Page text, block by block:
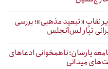
نقابِ «تبعید مذهبی»؛ بررسی
تبار لس‌آنجلس
یارسان؛ ناهمخوانی ادعاهای
میدانی